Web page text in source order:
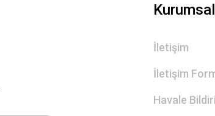
Gönder
Kurumsal
İletişim
İletişim
Havale